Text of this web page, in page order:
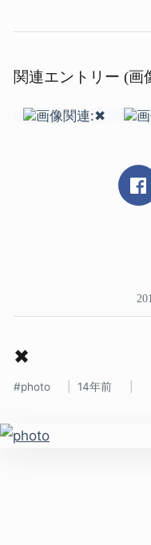
関連エントリー (画
✖
photo 14年前